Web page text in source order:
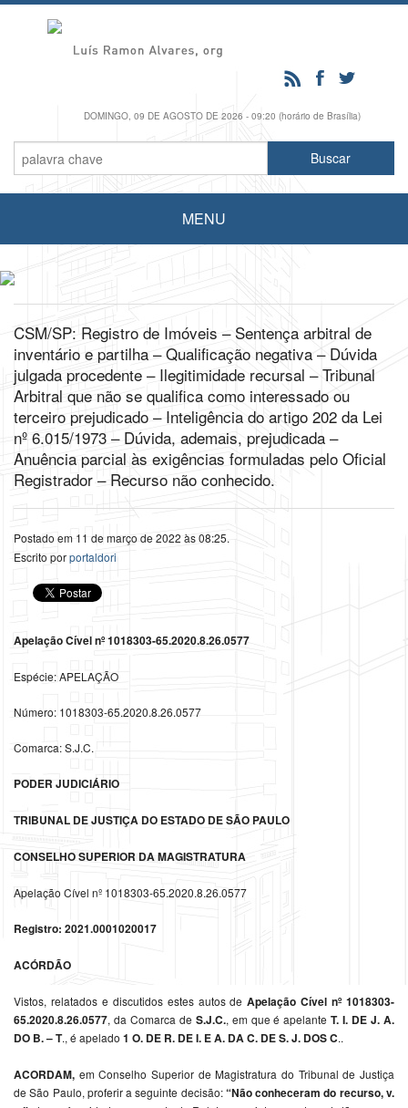
DOMINGO, 09 DE AGOSTO DE 2026 - 09:20 (horário de Brasília)
MENU
CSM/SP: Registro de Imóveis – Sentença arbitral de
inventário e partilha – Qualificação negativa – Dúvida
julgada procedente – Ilegitimidade recursal – Tribunal
Arbitral que não se qualifica como interessado ou
terceiro prejudicado – Inteligência do artigo 202 da Lei
nº 6.015/1973 – Dúvida, ademais, prejudicada –
Anuência parcial às exigências formuladas pelo Oficial
Registrador – Recurso não conhecido.
Postado em 11 de março de 2022 às 08:25.
Escrito porportaldori
Apelação Cível nº 1018303-65.2020.8.26.0577
Espécie: APELAÇÃO
Número: 1018303-65.2020.8.26.0577
Comarca: S.J.C.
PODER JUDICIÁRIO
TRIBUNAL DE JUSTIÇA DO ESTADO DE SÃO PAULO
CONSELHO SUPERIOR DA MAGISTRATURA
Apelação Cível nº 1018303-65.2020.8.26.0577
Registro: 2021.0001020017
ACÓRDÃO
Vistos, relatados e discutidos estes autos deApelação Cível nº 1018303-
65.2020.8.26.0577, da Comarca de S.J.C., em que é apelanteT. I. DE J. A.
DO B. – T., é apelado 1 O. DE R. DE I. E A. DA C. DE S. J. DOS C..
ACORDAM, em Conselho Superior de Magistratura do Tribunal de Justiça
de São Paulo, proferir a seguinte decisão:“Não conheceram do recurso, v.